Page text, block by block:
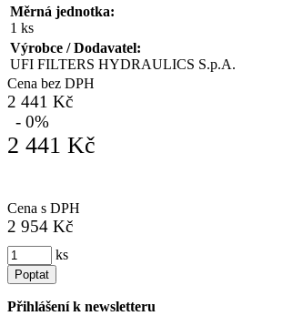
Měrná jednotka:
1 ks
Výrobce / Dodavatel:
UFI FILTERS HYDRAULICS S.p.A.
Cena bez DPH
2 441 Kč
- 0%
2 441 Kč
Cena s DPH
2 954 Kč
ks
Poptat
Přihlášení k newsletteru